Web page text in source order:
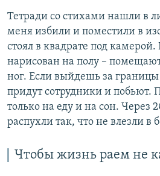
Тетради со стихами нашли в
меня избили и поместили в
стоял в квадрате под камерой.
нарисован на полу –
ног. Если выйдешь за границы
придут сотрудники и побьют.
только на еду и на сон. Через
распухли так, что не влезли в
Чтобы жизнь раем не